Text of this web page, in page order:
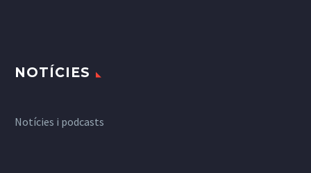
NOTÍCIES
Notícies i podcasts